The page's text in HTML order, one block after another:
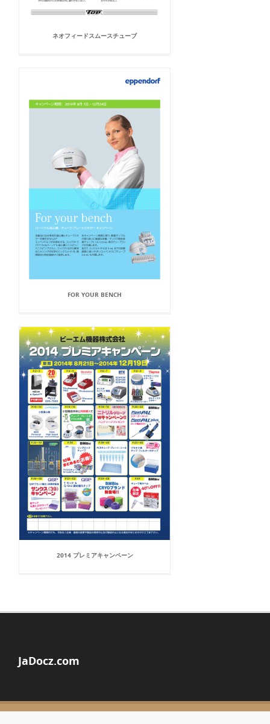
ネオフィードスムースチューブ
FOR YOUR BENCH
2014 プレミアキャンペーン
JaDocz.com